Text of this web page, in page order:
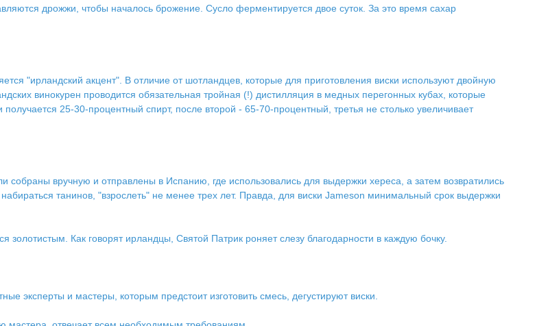
дрожжи, чтобы началось брожение. Сусло ферментируется двое суток. За это время сахар
"ирландский акцент". В отличие от шотландцев, которые для приготовления виски используют двойную
винокурен проводится обязательная тройная (!) дистилляция в медных перегонных кубах, которые
25-30-процентный спирт, после второй - 65-70-процентный, третья не столько увеличивает
собраны вручную и отправлены в Испанию, где использовались для выдержки хереса, а затем возвратились
танинов, "взрослеть" не менее трех лет. Правда, для виски Jameson минимальный срок выдержки
золотистым. Как говорят ирландцы, Святой Патрик роняет слезу благодарности в каждую бочку.
эксперты и мастеры, которым предстоит изготовить смесь, дегустируют виски.